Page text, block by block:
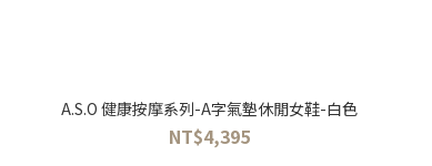
A.S.O 健康按摩系列-A字氣墊休閒女鞋-白色
NT$4,395